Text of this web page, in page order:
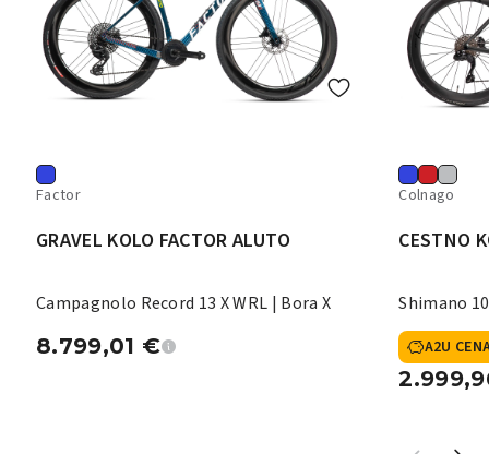
Factor
GRAVEL KOLO FACTOR ALUTO
Campagnolo Record 13 X WRL | Bora X
8.799,01 €
Colnago
CESTNO
Shimano
A2U